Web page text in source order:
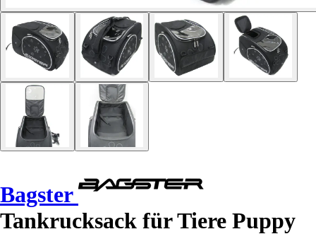
Bagster
Tankrucksack für Tiere Puppy